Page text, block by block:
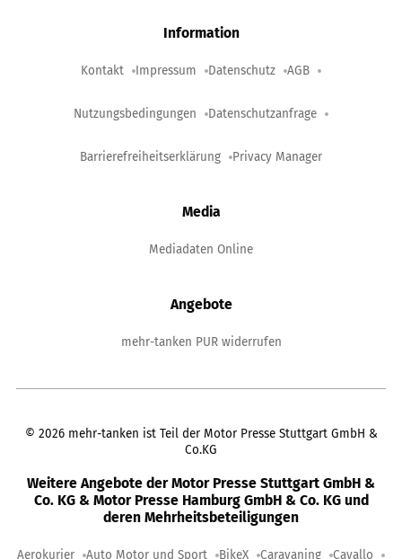
Information
Kontakt Impressum Datenschutz AGB
Nutzungsbedingungen Datenschutzanfrage
Barrierefreiheitserklärung Privacy Manager
Media
Mediadaten Online
Angebote
mehr-tanken PUR widerrufen
© 2026 mehr-tanken ist Teil der Motor Presse Stuttgart GmbH &
Co.KG
Weitere Angebote der Motor Presse Stuttgart GmbH &
Co. KG & Motor Presse Hamburg GmbH & Co. KG und
deren Mehrheitsbeteiligungen
Aerokurier Auto Motor und Sport BikeX Caravaning Cavallo